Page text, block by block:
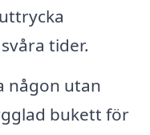
tider.
någon utan
bukett för